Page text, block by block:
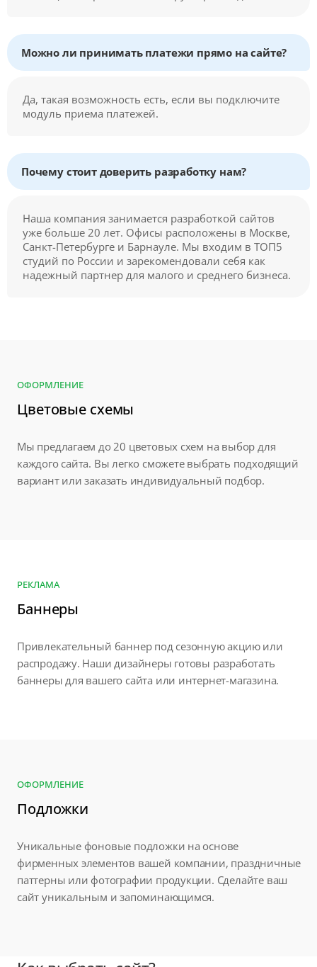
Можно ли принимать платежи прямо на сайте?
Да, такая возможность есть, если вы подключите
модуль приема платежей.
Почему стоит доверить разработку нам?
Наша компания занимается разработкой сайтов
уже больше 20 лет. Офисы расположены в Москве,
Санкт-Петербурге и Барнауле. Мы входим в ТОП5
студий по России и зарекомендовали себя как
надежный партнер для малого и среднего бизнеса.
ОФОРМЛЕНИЕ
Цветовые схемы
Мы предлагаем до 20 цветовых схем на выбор для
каждого сайта. Вы легко сможете выбрать подходящий
вариант или заказать индивидуальный подбор.
РЕКЛАМА
Баннеры
Привлекательный баннер под сезонную акцию или
распродажу. Наши дизайнеры готовы разработать
баннеры для вашего сайта или интернет-магазина.
ОФОРМЛЕНИЕ
Подложки
Уникальные фоновые подложки на основе
фирменных элементов вашей компании, праздничные
паттерны или фотографии продукции. Сделайте ваш
сайт уникальным и запоминающимся.